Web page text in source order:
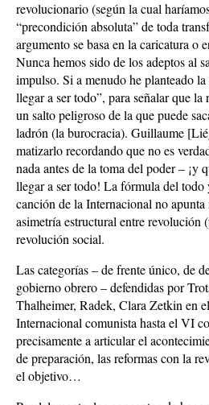
revolucionario (según la cual
“precondición absoluta” de toda
argumento se basa en la caricatura o
Nunca hemos sido de los adeptos al
impulso. Si a menudo he planteado
llegar a ser todo”, para señalar que
un salto peligroso de la que puede
ladrón (la burocracia). Guillaume
matizarlo recordando que no es
nada antes de la toma del poder – ¡y
llegar a ser todo! La fórmula del todo
canción de la Internacional no apunta
asimetría estructural entre revolución
revolución social.
Las categorías – de frente único, de
gobierno obrero – defendidas por
Thalheimer, Radek, Clara Zetkin en
Internacional comunista hasta el VI
precisamente a articular el
de preparación, las reformas con la
el objetivo…